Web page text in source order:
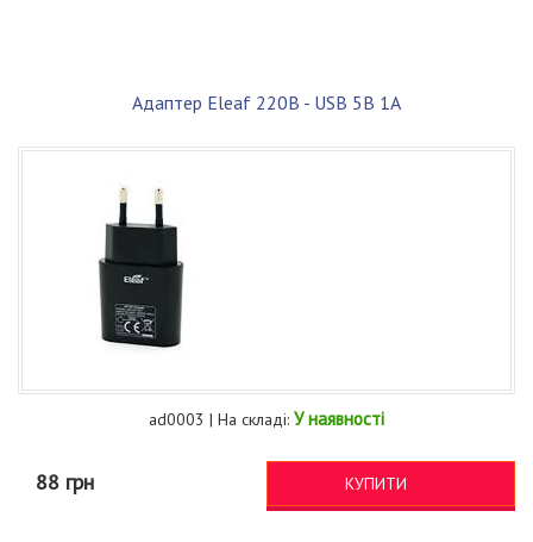
Адаптер Eleaf 220В - USB 5В 1A
ad0003 | На складі: У наявності
88 грн КУПИТИ